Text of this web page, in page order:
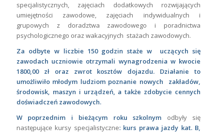
specjalistycznych, zajęciach dodatkowych rozwijających
umiejętności zawodowe, zajęciach indywidualnych i
grupowych z doradztwa zawodowego i poradnictwa
psychologicznego oraz wakacyjnych stażach zawodowych.
Za odbyte w liczbie 150 godzin staże w uczących się
zawodach uczniowie otrzymali wynagrodzenia w kwocie
1800,00 zł oraz zwrot kosztów dojazdu. Działanie to
umożliwiło młodym ludziom poznanie nowych zakładów,
środowisk, maszyn i urządzeń, a także zdobycie cennych
doświadczeń zawodowych.
W poprzednim i bieżącym roku szkolnym odbyły się
następujące kursy specjalistyczne: kurs prawa jazdy kat. B,